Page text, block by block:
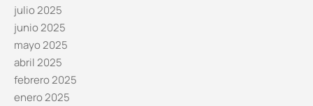
julio 2025
junio 2025
mayo 2025
abril 2025
febrero 2025
enero 2025